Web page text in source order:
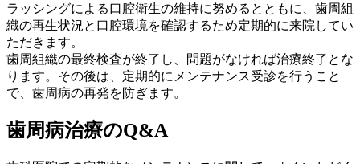
ラッシングによる口腔衛生の維持に努めるとともに、歯周組
織の再生状況と口腔環境を確認するため定期的に来院してい
ただきます。
歯周組織の最終検査が終了し、問題がなければ治療終了とな
ります。その後は、定期的にメンテナンス受診を行うこと
で、歯周病の再発を防ぎます。
歯周病治療のQ&A